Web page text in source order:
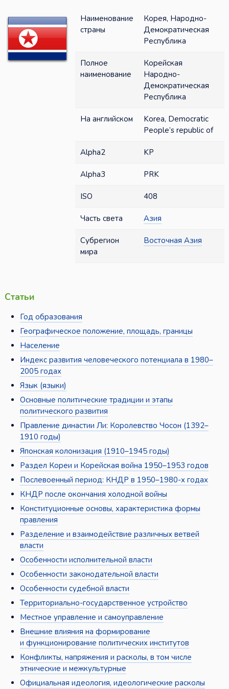
Наименование
страны
Корея, Народно-
Демократическая
Республика
Полное
наименование
Корейская
Народно-
Демократическая
Республика
На английском
Korea, Democratic
People’s republic of
Alpha2 KP
Alpha3 PRK
ISO 408
Часть света Азия
Субрегион
мира
Восточная Азия
Статьи
Год образования
Географическое положение, площадь, границы
Население
Индекс развития человеческого потенциала в 1980–
2005 годах
Язык (языки)
Основные политические традиции и этапы
политического развития
Правление династии Ли: Королевство Чосон (1392–
1910 годы)
Японская колонизация (1910–1945 годы)
Раздел Кореи и Корейская война 1950–1953 годов
Послевоенный период: КНДР в 1950–1980-х годах
КНДР после окончания холодной войны
Конституционные основы, характеристика формы
правления
Разделение и взаимодействие различных ветвей
власти
Особенности исполнительной власти
Особенности законодательной власти
Особенности судебной власти
Территориально-государственное устройство
Местное управление и самоуправление
Внешние влияния на формирование
и функционирование политических институтов
Конфликты, напряжения и расколы, в том числе
этнические и межкультурные
Официальная идеология, идеологические расколы